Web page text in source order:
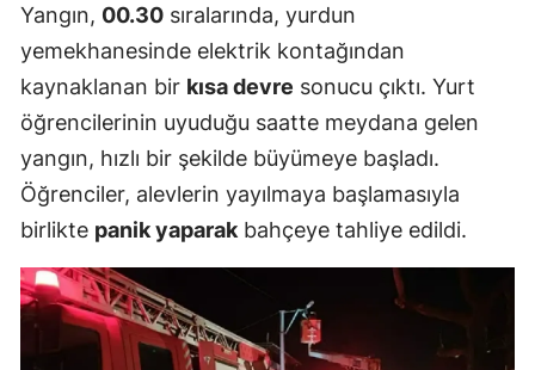
Yangın, 00.30 sıralarında, yurdun
yemekhanesinde elektrik kontağından
kaynaklanan bir kısa devre sonucu çıktı. Yurt
öğrencilerinin uyuduğu saatte meydana gelen
yangın, hızlı bir şekilde büyümeye başladı.
Öğrenciler, alevlerin yayılmaya başlamasıyla
birlikte panik yaparak bahçeye tahliye edildi.